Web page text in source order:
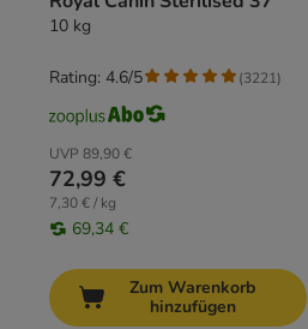
10 kg
UVP 89,90 €
72,99 €
7,30 € / kg
69,34 €
Rating: 4.6/5 (3221)
Zum Warenkorb
hinzufügen